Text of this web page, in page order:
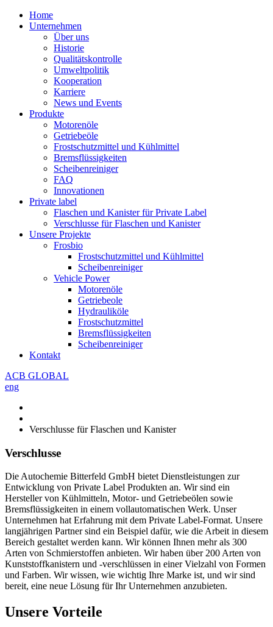
Home
Unternehmen
Über uns
Historie
Qualitätskontrolle
Umweltpolitik
Kooperation
Karriere
News und Events
Produkte
Motorenöle
Getriebeöle
Frostschutzmittel und Kühlmittel
Bremsflüssigkeiten
Scheibenreiniger
FAQ
Innovationen
Private label
Flaschen und Kanister für Private Label
Verschlusse für Flaschen und Kanister
Unsere Projekte
Frosbio
Frostschutzmittel und Kühlmittel
Scheibenreiniger
Vehicle Power
Motorenöle
Getriebeole
Hydrauliköle
Frostschutzmittel
Bremsflüssigkeiten
Scheibenreiniger
Kontakt
ACB GLOBAL
eng
Verschlusse für Flaschen und Kanister
Verschlusse
Die Autochemie Bitterfeld GmbH bietet Dienstleistungen zur
Entwicklung von Private Label Produkten an. Wir sind ein
Hersteller von Kühlmitteln, Motor- und Getriebeölen sowie
Bremsflüssigkeiten in einem vollautomatischen Werk. Unser
Unternehmen hat Erfahrung mit dem Private Label-Format. Unsere
langjährigen Partner sind ein Beispiel dafür, wie die Arbeit in diesem
Bereich gestaltet werden kann. Wir können Ihnen mehr als 300
Arten von Schmierstoffen anbieten. Wir haben über 200 Arten von
Kunststoffkanistern und -verschlüssen in einer Vielzahl von Formen
und Farben. Wir wissen, wie wichtig Ihre Marke ist, und wir sind
bereit, eine neue Lösung für Ihr Unternehmen anzubieten.
Unsere Vorteile